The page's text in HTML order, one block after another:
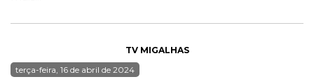
TV MIGALHAS
terça-feira, 16 de abril de 2024